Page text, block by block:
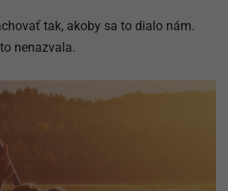
tak, akoby sa to dialo nám.
nenazvala.